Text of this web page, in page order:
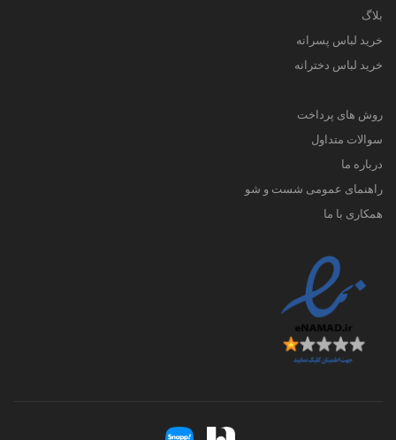
بلاگ
خرید لباس پسرانه
خرید لباس دخترانه
روش های پرداخت
سوالات متداول
درباره ما
راهنمای عمومی شست و شو
همکاری با ما